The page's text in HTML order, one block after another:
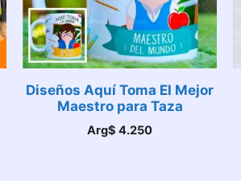
Diseños Aquí Toma El Mejor
Maestro para Taza
Arg$ 4.250